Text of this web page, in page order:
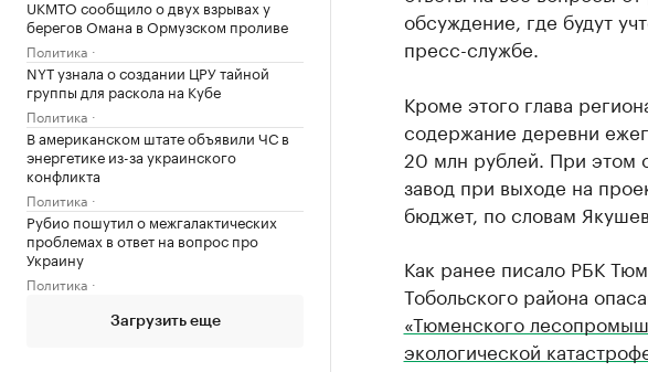
UKMTO сообщило о двух взрывах у
берегов Омана в Ормузском проливе
Политика
NYT узнала о создании ЦРУ тайной
группы для раскола на Кубе
Политика
В американском штате объявили ЧС в
энергетике из-за украинского
конфликта
Политика
Рубио пошутил о межгалактических
проблемах в ответ на вопрос про
Украину
Политика
Загрузить еще
обсуждение, где будут
пресс-службе.
Кроме этого глава
содержание деревни
20 млн рублей. При этом
завод при выходе на
бюджет, по словам
Как ранее писало РБК
Тобольского района
«Тюменского
экологической